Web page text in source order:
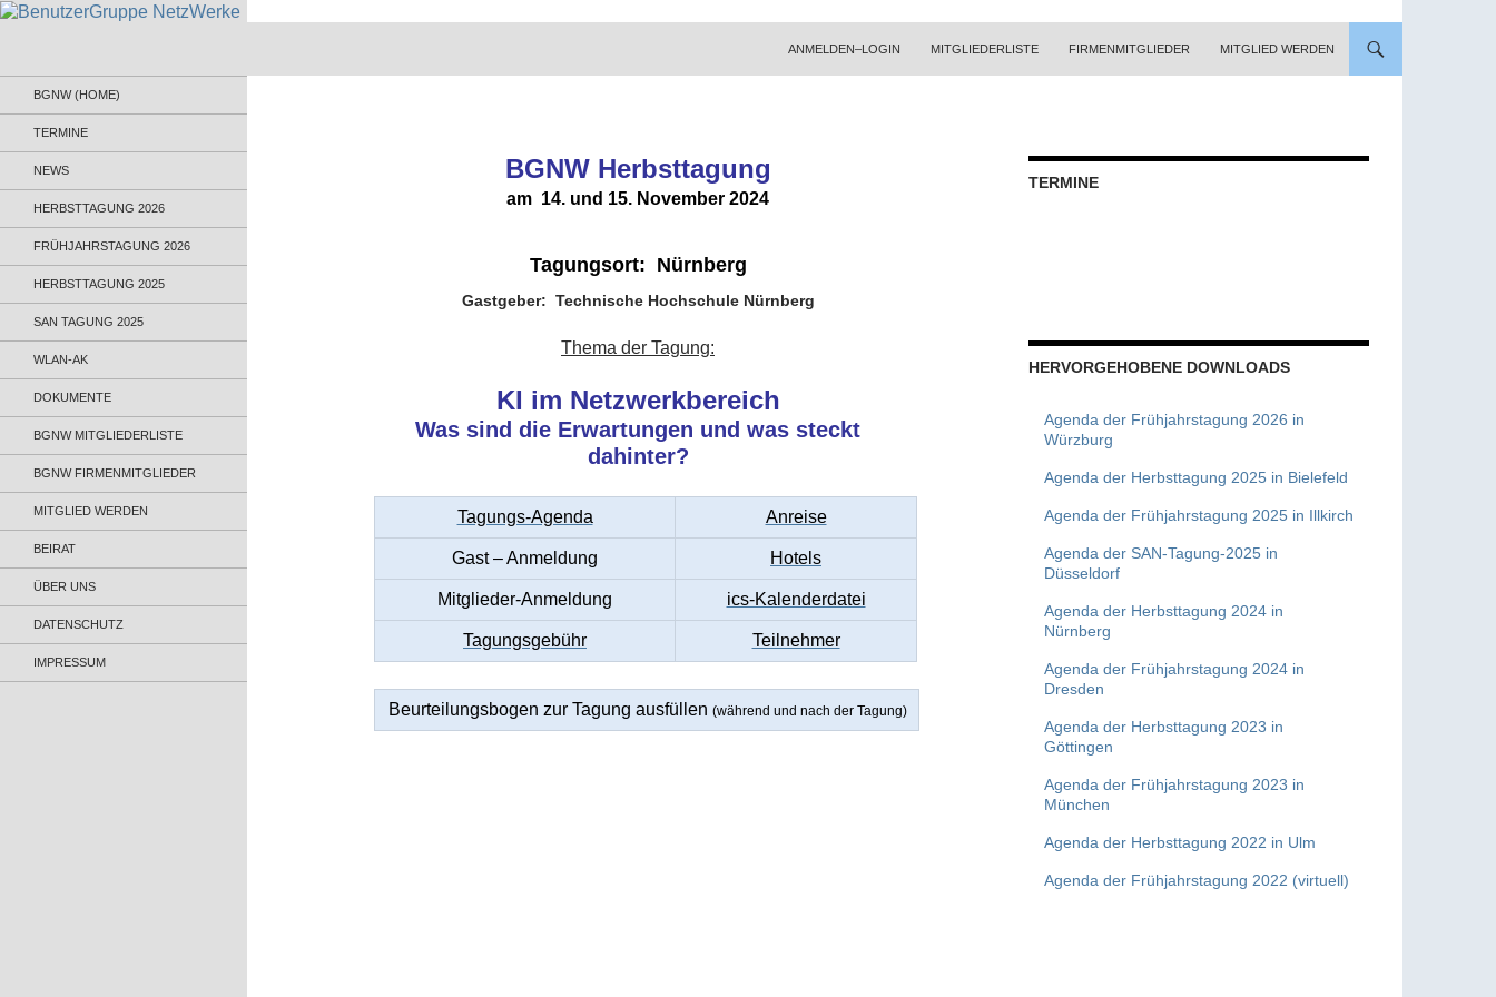
ANMELDEN–LOGIN
MITGLIEDERLISTE FIRMENMITGLIEDER MITGLIED WERDEN
BGNW Herbsttagung
am 14. und 15. November 2024
Tagungsort: Nürnberg
Gastgeber: Technische Hochschule Nürnberg
Thema der Tagung:
KI im Netzwerkbereich
Was sind die Erwartungen und was steckt
dahinter?
Tagungs-Agenda Anreise
Gast – Anmeldung Hotels
Mitglieder-Anmeldung ics-Kalenderdatei
Tagungsgebühr Teilnehmer
Beurteilungsbogen zur Tagung ausfüllen (während und nach der Tagung)
TERMINE
HERVORGEHOBENE DOWNLOADS
Agenda der Frühjahrstagung 2026 in
Würzburg
Agenda der Herbsttagung 2025 in Bielefeld
Agenda der Frühjahrstagung 2025 in Illkirch
Agenda der SAN-Tagung-2025 in
Düsseldorf
Agenda der Herbsttagung 2024 in
Nürnberg
Agenda der Frühjahrstagung 2024 in
Dresden
Agenda der Herbsttagung 2023 in
Göttingen
Agenda der Frühjahrstagung 2023 in
München
Agenda der Herbsttagung 2022 in Ulm
Agenda der Frühjahrstagung 2022 (virtuell)
Administratoren und Anwender
BGNW (HOME)
TERMINE
NEWS
HERBSTTAGUNG 2026
FRÜHJAHRSTAGUNG 2026
HERBSTTAGUNG 2025
SAN TAGUNG 2025
WLAN-AK
DOKUMENTE
BGNW MITGLIEDERLISTE
BGNW FIRMENMITGLIEDER
MITGLIED WERDEN
BEIRAT
ÜBER UNS
DATENSCHUTZ
IMPRESSUM